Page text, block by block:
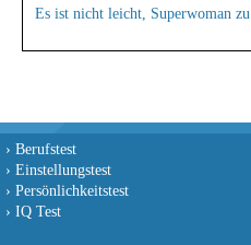
Es ist nicht leicht, Superwoman
› Berufstest
› Einstellungstest
› Persönlichkeitstest
› IQ Test